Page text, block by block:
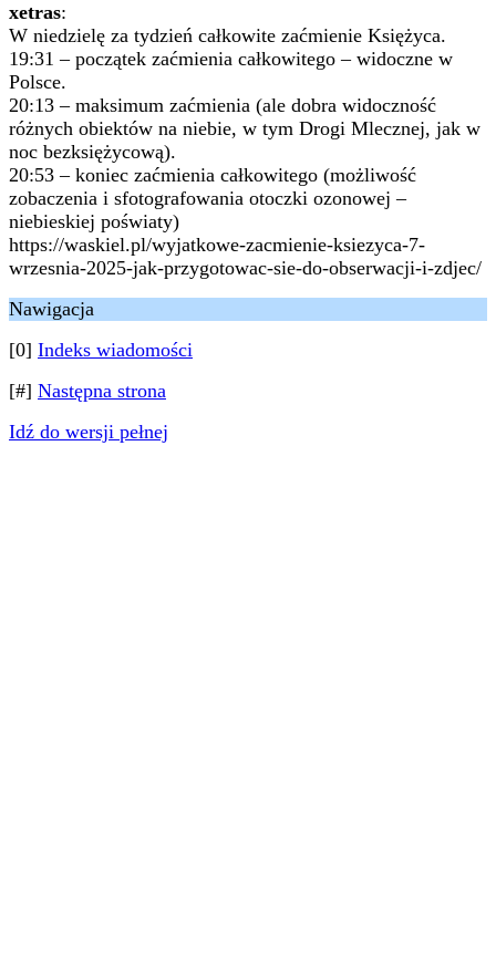
xetras:
W niedzielę za tydzień całkowite zaćmienie Księżyca.
19:31 – początek zaćmienia całkowitego – widoczne w
Polsce.
20:13 – maksimum zaćmienia (ale dobra widoczność
różnych obiektów na niebie, w tym Drogi Mlecznej, jak w
noc bezksiężycową).
20:53 – koniec zaćmienia całkowitego (możliwość
zobaczenia i sfotografowania otoczki ozonowej –
niebieskiej poświaty)
https://waskiel.pl/wyjatkowe-zacmienie-ksiezyca-7-
wrzesnia-2025-jak-przygotowac-sie-do-obserwacji-i-zdjec/
Nawigacja
[0] Indeks wiadomości
[#] Następna strona
Idź do wersji pełnej